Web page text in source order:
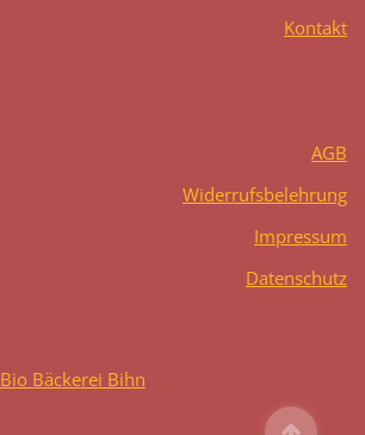
Kontakt
AGB
Widerrufsbelehrung
Impressum
Datenschutz
Bio Bäckerei Bihn